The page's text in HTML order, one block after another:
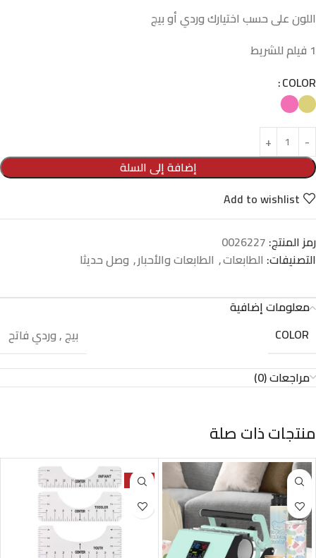
اللون على حسب اختيارك وردي أو بيج
1 فيلم للشريط
COLOR
إضافة إلى السلة
Add to wishlist
رمز المنتج: 0026227
التصنيفات: الطابعات, الطابعات والأحبار, وصل حديثا
معلومات إضافية
COLOR
بيج,وردي فاتح
مراجعات (0)
منتجات ذات صلة
-33%